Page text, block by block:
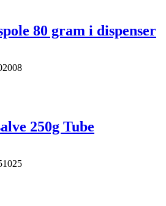
80 gram i dispenser
250g Tube